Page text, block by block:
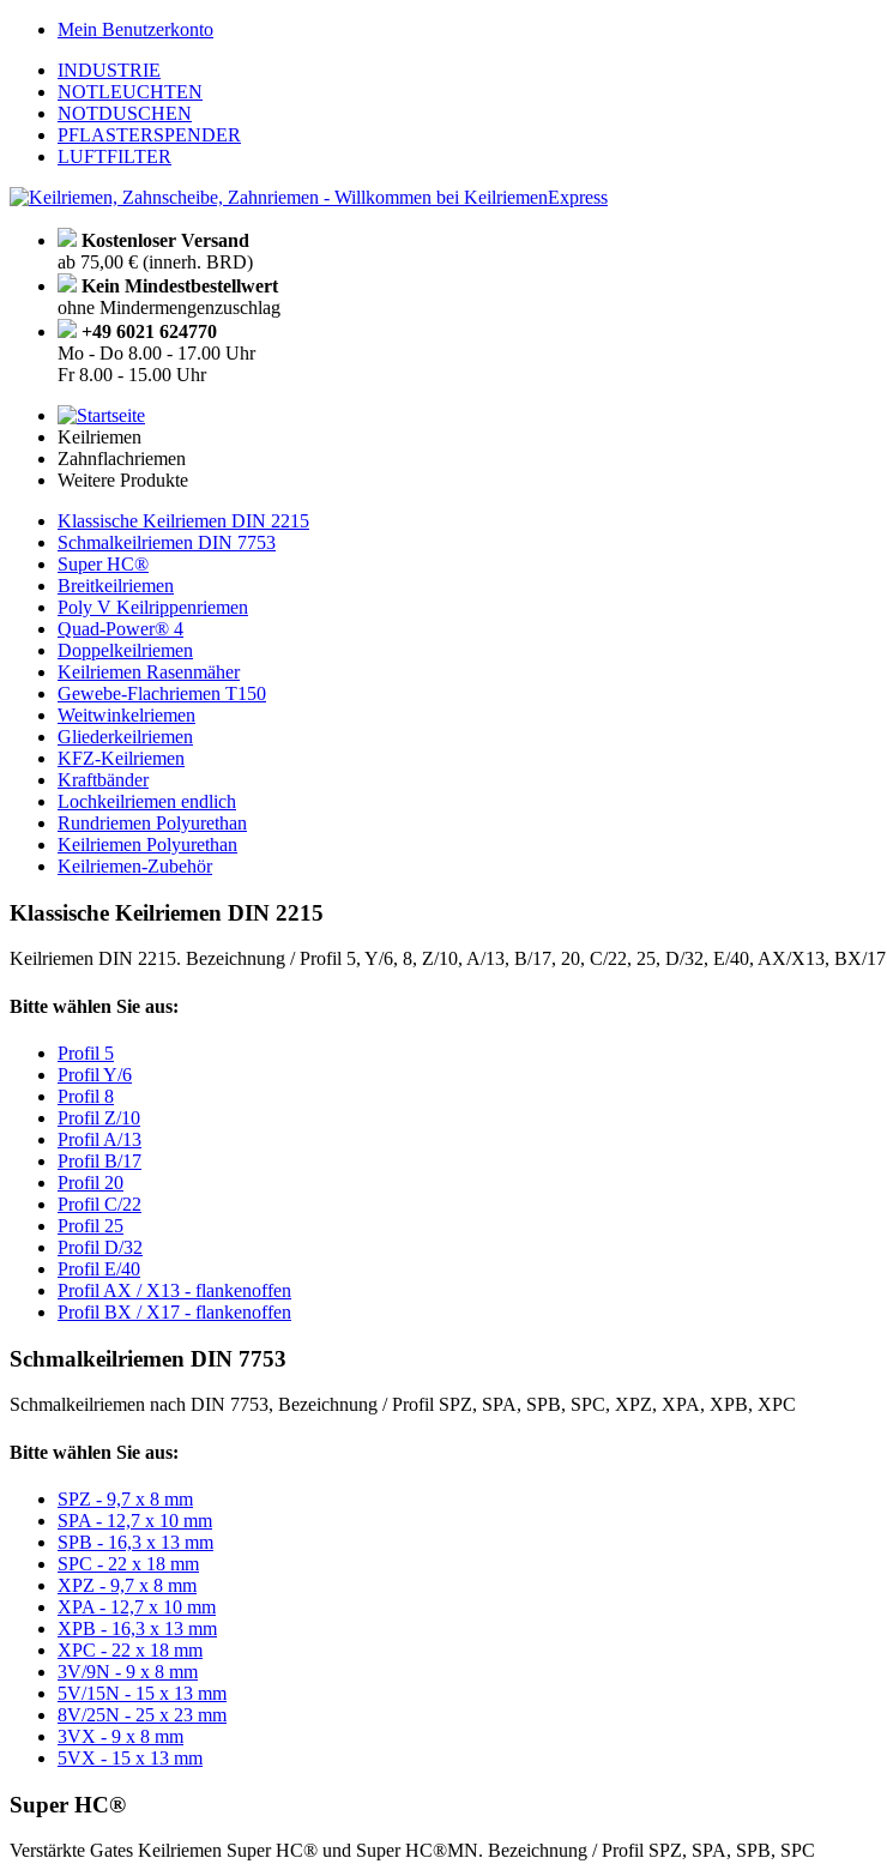
Mein Benutzerkonto
INDUSTRIE
NOTLEUCHTEN
NOTDUSCHEN
PFLASTERSPENDER
LUFTFILTER
Kostenloser Versand
ab 75,00 € (innerh. BRD)
Kein Mindestbestellwert
ohne Mindermengenzuschlag
+49 6021 624770
Mo - Do 8.00 - 17.00 Uhr
Fr8.00 - 15.00 Uhr
Keilriemen
Zahnflachriemen
Weitere Produkte
Klassische Keilriemen DIN 2215
Schmalkeilriemen DIN 7753
Super HC®
Breitkeilriemen
Poly V Keilrippenriemen
Quad-Power® 4
Doppelkeilriemen
Keilriemen Rasenmäher
Gewebe-Flachriemen T150
Weitwinkelriemen
Gliederkeilriemen
KFZ-Keilriemen
Kraftbänder
Lochkeilriemen endlich
Rundriemen Polyurethan
Keilriemen Polyurethan
Keilriemen-Zubehör
Klassische Keilriemen DIN 2215
Keilriemen DIN 2215. Bezeichnung / Profil 5, Y/6, 8, Z/10, A/13, B/17, 20, C/22, 25, D/32, E/40, AX/X13, BX/17
Bitte wählen Sie aus:
Profil 5
Profil Y/6
Profil 8
Profil Z/10
Profil A/13
Profil B/17
Profil 20
Profil C/22
Profil 25
Profil D/32
Profil E/40
Profil AX / X13 - flankenoffen
Profil BX / X17 - flankenoffen
Schmalkeilriemen DIN 7753
Schmalkeilriemen nach DIN 7753, Bezeichnung / Profil SPZ, SPA, SPB, SPC, XPZ, XPA, XPB, XPC
Bitte wählen Sie aus:
SPZ - 9,7 x 8 mm
SPA - 12,7 x 10 mm
SPB - 16,3 x 13 mm
SPC - 22 x 18 mm
XPZ - 9,7 x 8 mm
XPA - 12,7 x 10 mm
XPB - 16,3 x 13 mm
XPC - 22 x 18 mm
3V/9N - 9 x 8 mm
5V/15N - 15 x 13 mm
8V/25N - 25 x 23 mm
3VX - 9 x 8 mm
5VX - 15 x 13 mm
Super HC®
Verstärkte Gates Keilriemen Super HC® und Super HC®MN. Bezeichnung / Profil SPZ, SPA, SPB, SPC